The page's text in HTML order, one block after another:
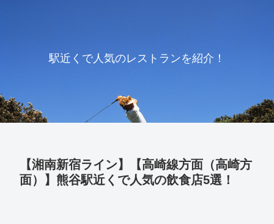
駅近くで人気のレストランを紹介！
【湘南新宿ライン】【高崎線方面（高崎方
面）】熊谷駅近くで人気の飲食店5選！